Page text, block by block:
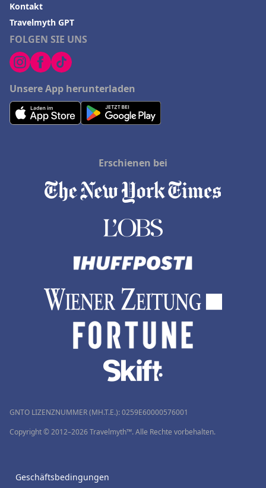
FOLGEN SIE UNS
Unsere App herunterladen
Kontakt
Travelmyth GPT
Erschienen bei
GNTO LIZENZNUMMER (MH.T.E.): 0259Ε60000576001
Copyright © 2012–2026 Travelmyth™. Alle Rechte vorbehalten.
Geschäftsbedingungen